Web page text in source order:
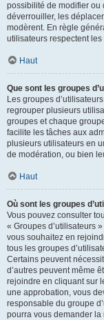
possibilité de modifier ou
déverrouiller, les
modèrent. En règle
utilisateurs respectent
Haut
Que sont les groupes
Les groupes
regrouper plusieurs
groupes et chaque
facilite les tâches aux
plusieurs utilisateurs en
de modération, ou bien
Haut
Où sont les groupes
Vous pouvez consulter
« Groupes d’utilisateurs
vous souhaitez en
tous les groupes
Certains peuvent
d’autres peuvent même
rejoindre en cliquant sur
une approbation, vous
responsable du groupe
pourra vous demander la